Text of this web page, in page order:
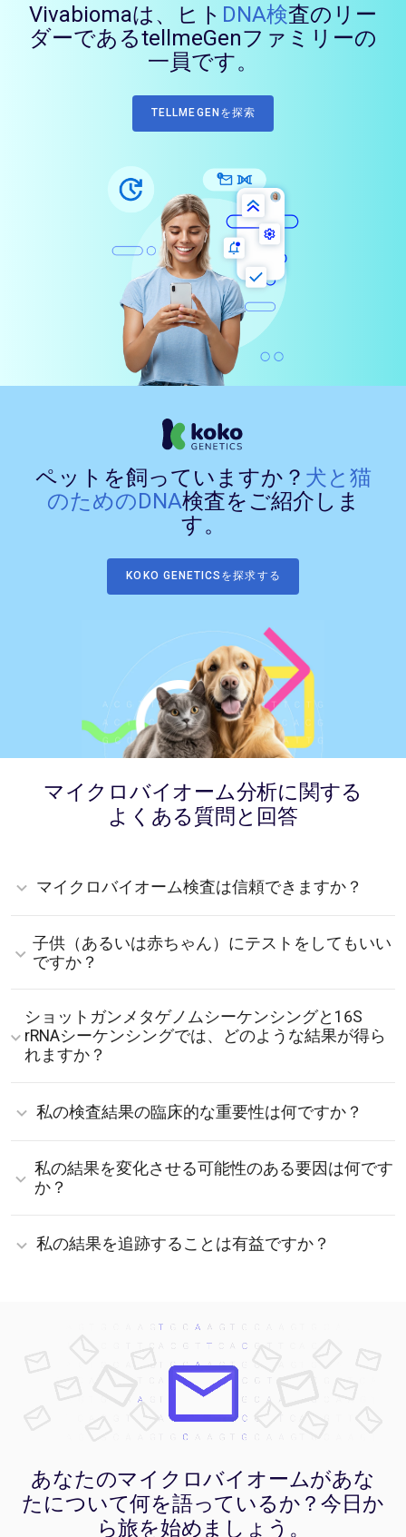
Vivabiomaは、ヒト DNA検査のリー
ダーであるtellmeGenファミリーの
一員です。
TELLMEGENを探索
ペットを飼っていますか？ 犬と猫
のためのDNA検査をご紹介しま
す。
KOKO GENETICSを探求する
マイクロバイオーム分析に関する
よくある質問と回答
マイクロバイオーム検査は信頼できますか？
ンシング技術の進歩により飛躍的に向上しました。
Vivabiomaでは、ショットガン技術を採用しており、糞
しかし、結果は特定の時点におけるエコシステムの「ス
ナップショット」であることを理解することが不可欠で
す。信頼性は、輸送中のサンプル劣化を防ぐ安定化液入
りキットの使用にもかかっています。直接的な急性疾患
の傾向、不均衡、機能的健康を理解するための非常に価
値のある科学的リソースです。
子供（あるいは赤ちゃん）にテストをしてもいい
ですか？
や代謝系の基礎が築かれる重要な時期である乳幼児期の
モニタリングに最適です。ただし、赤ちゃんのマイクロ
バイオームは大人のものほど多様（ヘテロ）ではないこ
標やレポートの一部は、この段階では科学的妥当性や臨
床的有用性が低いため、生成されない場合があります。
態を把握し、科学的な根拠に基づいて栄養指導を行うた
めの重要な出発点となります
ショットガンメタゲノムシーケンシングと16S
rRNAシーケンシングでは、どのような結果が得ら
れますか？
一本一本の木とその実を調査すること（ショットガン）
一方、Vivabiomaのショットガン解析は、利用可能なす
べてのDNAを配列決定します。これにより、細菌だけで
なく真菌、ウイルス、古細菌までも種や株のレベルで特
の「機能的能力」までも明らかにします。例えば、ビタ
ミンやGABAのような神経伝達物質を生成できるか、ま
私の検査結果の臨床的な重要性は何ですか？
はなく、かつてないほど詳細なパーソナライズされた情
報を補完するものであることを明確にする必要がありま
プロセスへのなりやすさ、腸管浸透性の問題、代謝効率
の低下などを明らかにします。医療専門家にとって、マ
整でき、試行錯誤を避け、消化器系だけでなく全身の慢
性的問題の根本原因にアプローチすることが可能になり
私の結果を変化させる可能性のある要因は何です
か？
す。最も大きな影響を与える要因は抗生物質の使用で、
取、喫煙、居住地域の変更さえも細菌に影響を与えま
す。そのため、急性感染症の時期や強力な薬物治療の直
後を避け、比較的「日常的」な状態で採便することが不
可欠です。ただし、特定の介入が腸内環境に与える影響
を測定することが目的である場合は、その限りではあり
私の結果を追跡することは有益ですか？
ているプロバイオティクスは実際に定着しているか？ 新
しい食事法によって細菌の多様性は高まっているか？ 2
回目、3回目の検査なしでは、これらは推測の域を出ませ
す。時間の経過とともにレポートを比較することで、菌
交代症（ディスバイオーシス）が改善されているか、免
る1枚の写真を見るか、健康という名の「映画」のストー
リー全体を理解するかの違いです
あなたのマイクロバイオームがあな
たについて何を語っているか？今日か
ら旅を始めましょう。